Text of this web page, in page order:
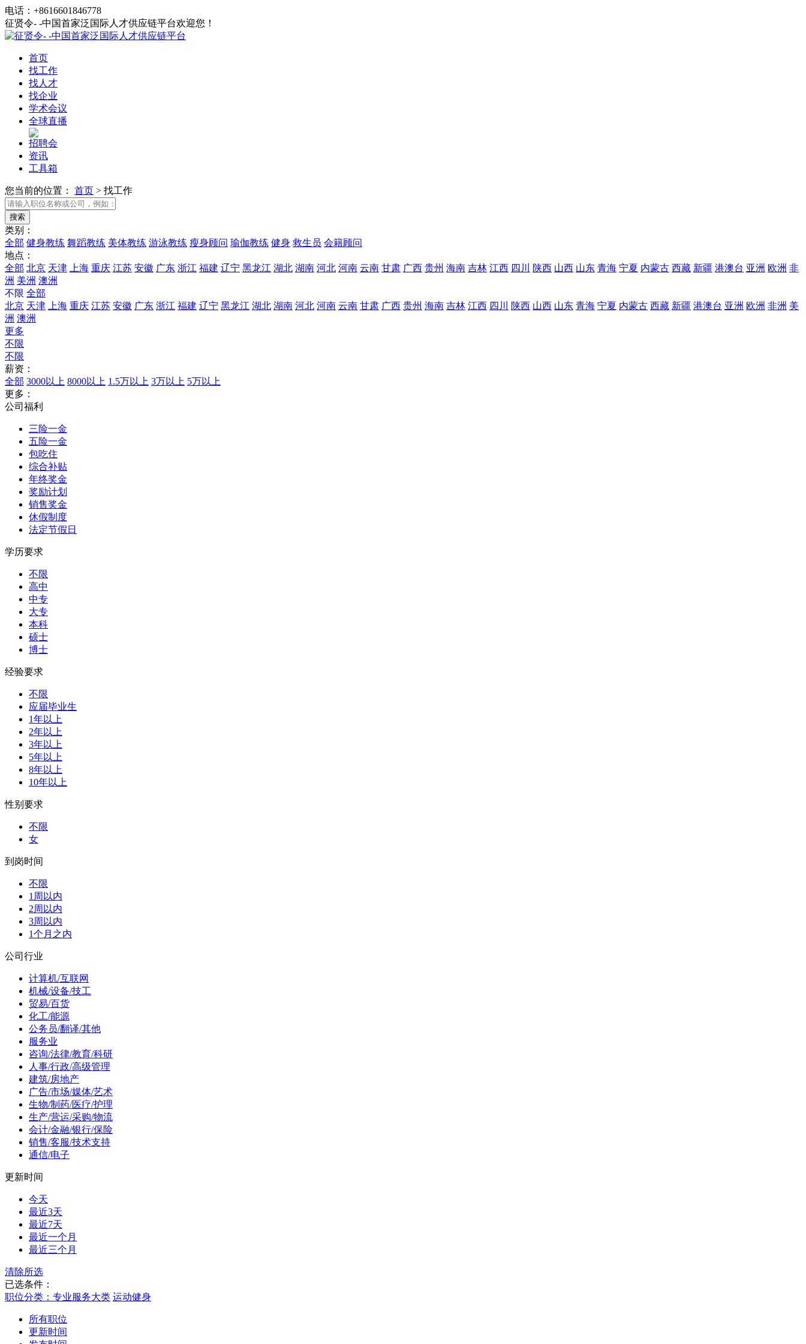
电话：+8616601846778
征贤令- -中国首家泛国际人才供应链平台欢迎您！
首页
找工作
找人才
找企业
学术会议
全球直播
招聘会
资讯
工具箱
您当前的位置： 首页 > 找工作
类别：
全部 健身教练 舞蹈教练 美体教练 游泳教练 瘦身顾问 瑜伽教练 健身 救生员 会籍顾问
地点：
全部 北京 天津 上海 重庆 江苏 安徽 广东 浙江 福建 辽宁 黑龙江 湖北 湖南 河北 河南 云南 甘肃 广西 贵州 海南 吉林 江西 四川 陕西 山西 山东 青海 宁夏 内蒙古 西藏 新疆 港澳台 亚洲 欧洲 非
洲 美洲 澳洲
不限 全部
北京 天津 上海 重庆 江苏 安徽 广东 浙江 福建 辽宁 黑龙江 湖北 湖南 河北 河南 云南 甘肃 广西 贵州 海南 吉林 江西 四川 陕西 山西 山东 青海 宁夏 内蒙古 西藏 新疆 港澳台 亚洲 欧洲 非洲 美
洲 澳洲
更多
不限
不限
薪资：
全部 3000以上 8000以上 1.5万以上 3万以上 5万以上
更多：
公司福利
三险一金
五险一金
包吃住
综合补贴
年终奖金
奖励计划
销售奖金
休假制度
法定节假日
学历要求
不限
高中
中专
大专
本科
硕士
博士
经验要求
不限
应届毕业生
1年以上
2年以上
3年以上
5年以上
8年以上
10年以上
性别要求
不限
女
到岗时间
不限
1周以内
2周以内
3周以内
1个月之内
公司行业
计算机/互联网
机械/设备/技工
贸易/百货
化工/能源
公务员/翻译/其他
服务业
咨询/法律/教育/科研
人事/行政/高级管理
建筑/房地产
广告/市场/媒体/艺术
生物/制药/医疗/护理
生产/营运/采购/物流
会计/金融/银行/保险
销售/客服/技术支持
通信/电子
更新时间
今天
最近3天
最近7天
最近一个月
最近三个月
清除所选
已选条件：
职位分类：专业服务大类 运动健身
所有职位
更新时间